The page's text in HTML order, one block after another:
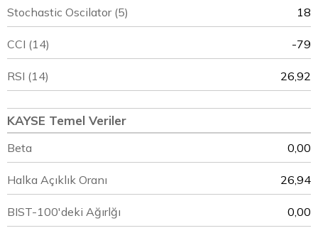
Stochastic Oscilator (5) 18
CCI (14) -79
RSI (14) 26,92
KAYSE Temel Veriler
Beta 0,00
Halka Açıklık Oranı 26,94
BIST-100'deki Ağırlğı 0,00